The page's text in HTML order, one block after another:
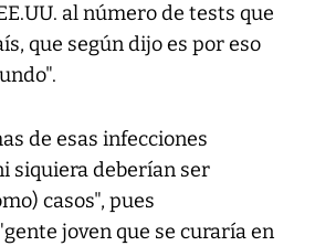
al número de tests que
que según dijo es por eso
de esas infecciones
siquiera deberían ser
casos", pues
joven que se curaría en